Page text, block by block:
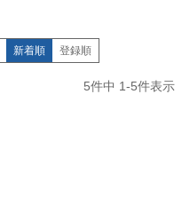
新着順 登録順
5件中 1-5件表示